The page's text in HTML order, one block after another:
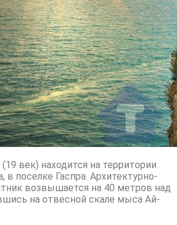
век) находится на территории
в поселке Гаспра. Архитектурно-
возвышается на 40 метров над
на отвесной скале мыса Ай-